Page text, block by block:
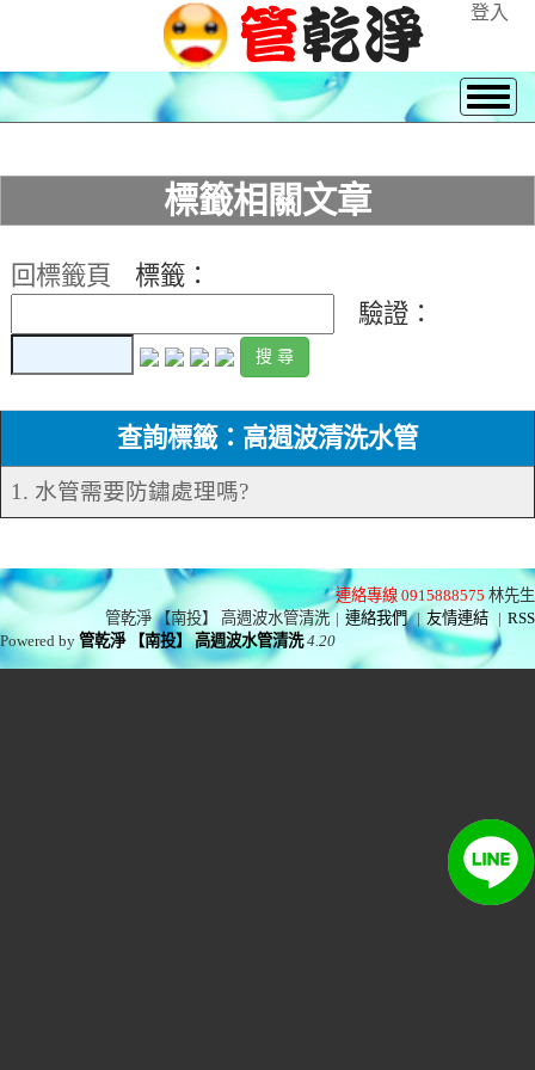
登入
標籤相關文章
回標籤頁
標籤：
驗證：
查詢標籤：高週波清洗水管
1. 水管需要防鏽處理嗎?
連絡專線 0915888575 林先生
管乾淨 【南投】 高週波水管清洗 | 連絡我們 | 友情連結 | RSS
Powered by管乾淨 【南投】 高週波水管清洗 4.20